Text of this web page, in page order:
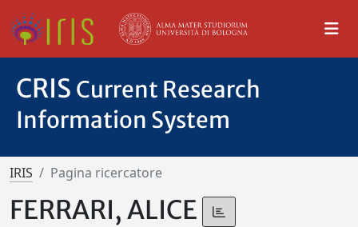
CRIS Current Research
Information System
IRIS Pagina ricercatore
FERRARI, ALICE